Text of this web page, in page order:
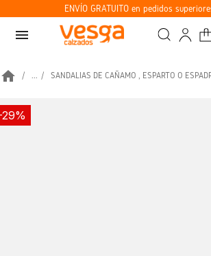
ENVÍO GRATUITO en pedidos
menu
home ... SANDALIAS DE CAÑAMO , ESPARTO O